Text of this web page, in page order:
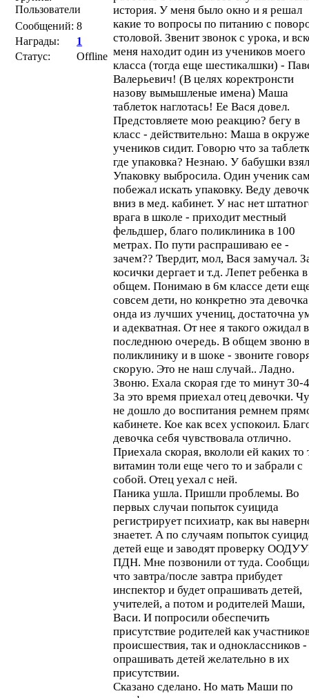
Пользователи
Сообщений: 8
Награды:
1
Статус:
Offline
история. У меня было окно и я решал
какие то вопросы по питанию с
столовой. Звенит звонок с урока, и
меня находит один из учеников моего
класса (тогда еще шестикалшки) -
Валерьевич! (В целях коректронсти
назову вымышленые имена) Маша
таблеток наглотась! Ее Вася довел.
Предстовляете мою реакцию? бегу в
класс - действительно: Маша в
учеников сидит. Говорю что за
где упаковка? Незнаю. У бабушки
Упаковку выбросила. Один ученик
побежал искать упаковку. Веду
вниз в мед. кабинет. У нас нет
врага в школе - приходит местный
фельдшер, благо поликлиника в 100
метрах. По пути распрашиваю ее -
зачем?? Твердит, мол, Вася замучал.
косички дергает и т.д. Лепет ребенка в
общем. Понимаю в 6м классе дети
совсем дети, но конкретно эта девочка
онда из лучших учениц, достаточна
и адекватная. От нее я такого ожидал в
последнюю очередь. В общем звоню в
поликлинику и в шоке - звоните
скорую. Это не наш случай.. Ладно.
Звоню. Ехала скорая где то минут 30-
За это время приехал отец девочки.
не дошло до воспитания ремнем
кабинете. Кое как всех успокоил.
девочка себя чувствовала отлично.
Приехала скорая, вкололи ей каких то
витамин толи еще чего то и забрали с
собой. Отец уехал с ней.
Паника ушла. Пришли проблемы. Во
первых случаи попыток суицида
регистрирует психиатр, как вы
знаетет. А по случаям попыток
детей еще и заводят проверку
ПДН. Мне позвонили от туда.
что завтра/после завтра прибудет
инспектор и будет опрашивать детей,
учителей, а потом и родителей Маши,
Васи. И попросили обеспечить
присутствие родителей как
происшествия, так и одноклассников
опрашивать детей желательно в их
присутствии.
Сказано сделано. Но мать Маши по